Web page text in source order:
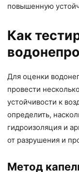
повышенную
Как
Для оценки
провести
устойчивости к
определить,
гидроизоляция и
от разрушения и
Метод